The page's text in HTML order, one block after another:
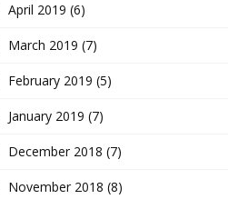
April 2019 (6)
March 2019 (7)
February 2019 (5)
January 2019 (7)
December 2018 (7)
November 2018 (8)